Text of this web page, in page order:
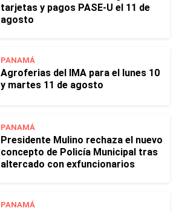
tarjetas y pagos PASE-U el 11 de
agosto
PANAMÁ
Agroferias del IMA para el lunes 10
y martes 11 de agosto
PANAMÁ
Presidente Mulino rechaza el nuevo
concepto de Policía Municipal tras
altercado con exfuncionarios
PANAMÁ